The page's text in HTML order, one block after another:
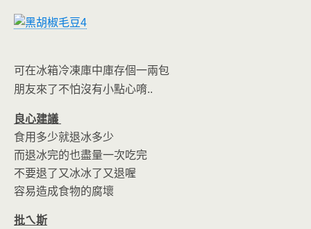
可在冰箱冷凍庫中庫存個一兩包
朋友來了不怕沒有小點心唷..
良心建議
食用多少就退冰多少
而退冰完的也盡量一次吃完
不要退了又冰冰了又退喔
容易造成食物的腐壞
批ㄟ斯